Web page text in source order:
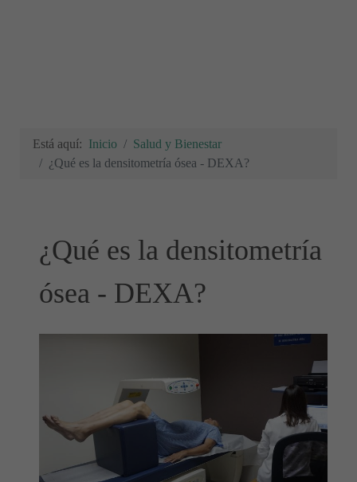
Está aquí: Inicio
Salud y Bienestar
¿Qué es la densitometría ósea - DEXA?
¿Qué es la densitometría
ósea - DEXA?